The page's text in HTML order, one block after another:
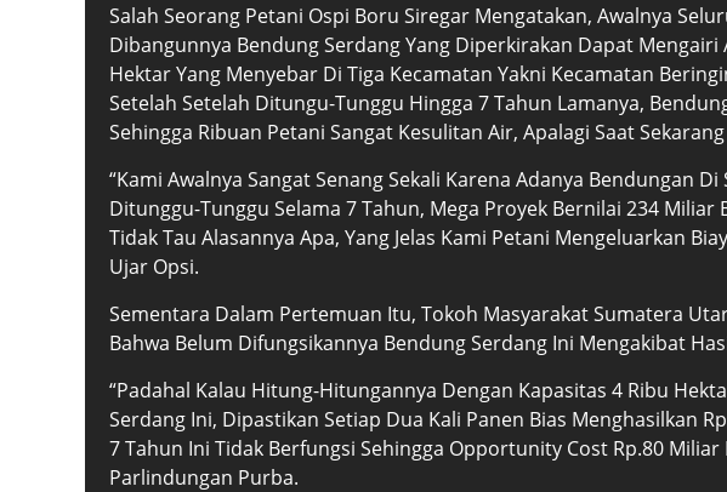
Salah Seorang Petani Ospi Boru Siregar Mengatakan, Awalnya
Dibangunnya Bendung Serdang Yang Diperkirakan Dapat Mengairi
Hektar Yang Menyebar Di Tiga Kecamatan Yakni Kecamatan
Setelah Setelah Ditungu-Tunggu Hingga 7 Tahun Lamanya,
Sehingga Ribuan Petani Sangat Kesulitan Air, Apalagi Saat
“Kami Awalnya Sangat Senang Sekali Karena Adanya Bendungan
Ditunggu-Tunggu Selama 7 Tahun, Mega Proyek Bernilai 234
Tidak Tau Alasannya Apa, Yang Jelas Kami Petani Mengeluarkan
Ujar Opsi.
Sementara Dalam Pertemuan Itu, Tokoh Masyarakat Sumatera
Bahwa Belum Difungsikannya Bendung Serdang Ini Mengakibat
“Padahal Kalau Hitung-Hitungannya Dengan Kapasitas 4 Ribu
Serdang Ini, Dipastikan Setiap Dua Kali Panen Bias Menghasilkan
7 Tahun Ini Tidak Berfungsi Sehingga Opportunity Cost Rp.80 Miliar
Parlindungan Purba.